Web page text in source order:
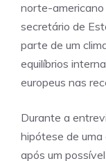
norte-americano
secretário de
parte de um
equilíbrios
europeus nas
Durante a
hipótese de
após um